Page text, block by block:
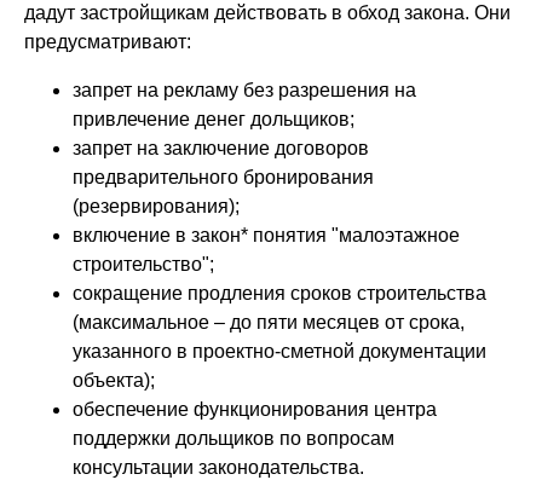
дадут застройщикам действовать в обход закона. Они
предусматривают:
запрет на рекламу без разрешения на
привлечение денег дольщиков;
запрет на заключение договоров
предварительного бронирования
(резервирования);
включение в закон* понятия "малоэтажное
строительство";
сокращение продления сроков строительства
(максимальное – до пяти месяцев от срока,
указанного в проектно-сметной документации
объекта);
обеспечение функционирования центра
поддержки дольщиков по вопросам
консультации законодательства.